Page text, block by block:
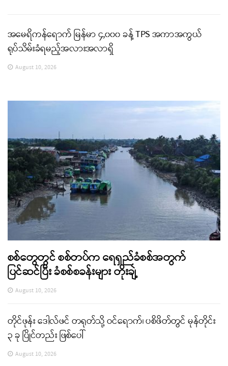
အမေရိကန်ရောက် မြန်မာ ၄,၀၀၀ ခန့် TPS အကာအကွယ်
ရုပ်သိမ်းခံရမည့်အလားအလာရှိ
August 10, 2026
စစ်တွေတွင် စစ်တပ်က ရေရှည်ခံစစ်အတွက်
ပြင်ဆင်ပြီး ခံစစ်စခန်းများ တိုးချဲ့
August 10, 2026
တိုင်ဖုန်း ဒေါလ်ဖင် တရုတ်သို့ ဝင်ရောက်၊ ပစိဖိတ်တွင် မုန်တိုင်း
၃ ခု ပြိုင်တည်း ဖြစ်ပေါ်
August 10, 2026